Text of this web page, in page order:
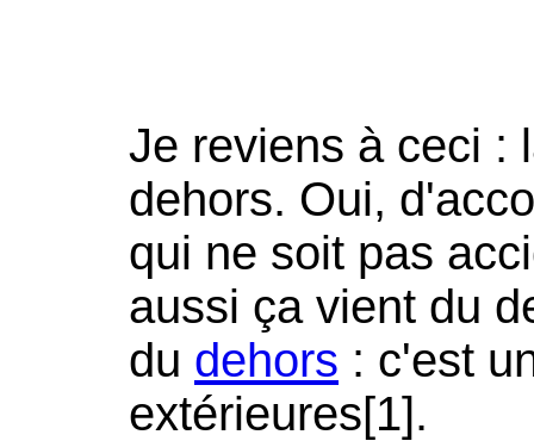
Je reviens à ceci :
dehors. Oui,
qui ne soit pas
aussi ça vient du
du dehors : c'est
extérieures[1].